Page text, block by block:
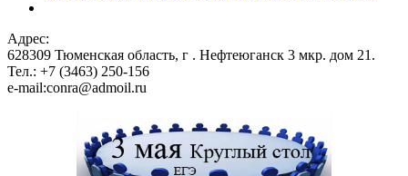
Адрес:
628309 Тюменская область, г . Нефтеюганск 3 мкр. дом 21.
Тел.: +7 (3463) 250-156
e-mail:conra@admoil.ru